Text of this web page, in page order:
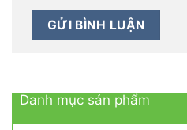
Danh mục sản phẩm